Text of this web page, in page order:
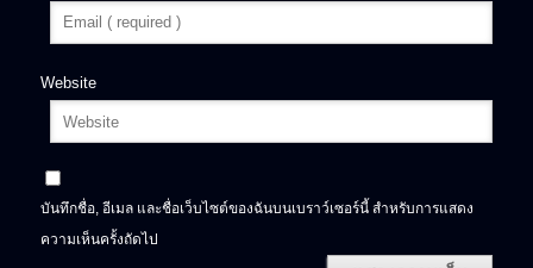
Website
บันทึกชื่อ, อีเมล และชื่อเว็บไซต์ของฉันบนเบราว์เซอร์นี้ สำหรับการแสดง
ความเห็นครั้งถัดไป